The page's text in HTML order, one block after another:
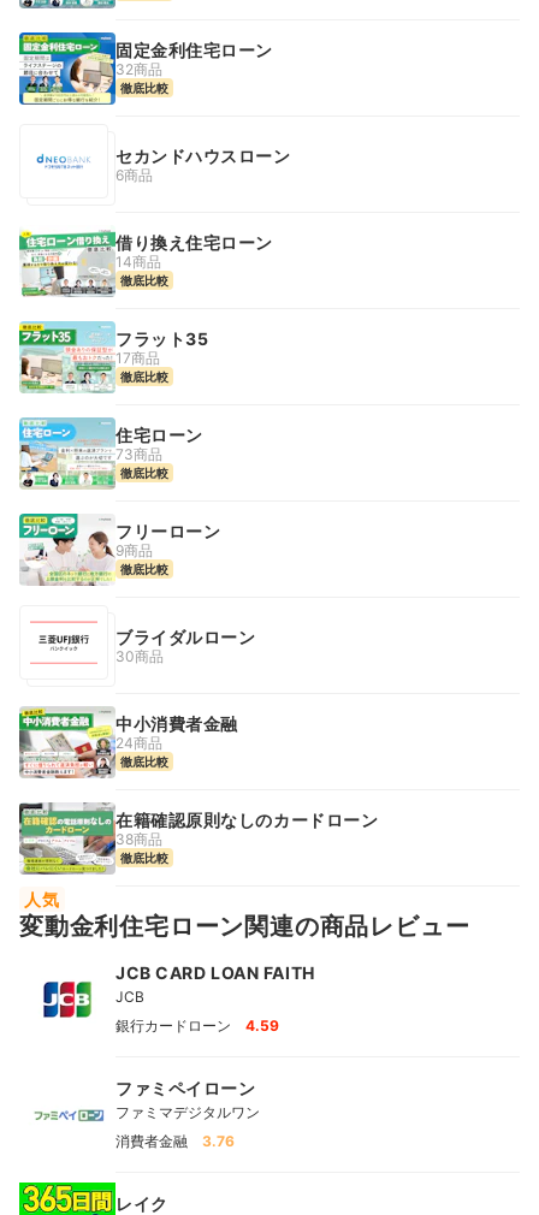
固定金利住宅ローン
32商品
徹底比較
セカンドハウスローン
6商品
借り換え住宅ローン
14商品
徹底比較
フラット35
17商品
徹底比較
住宅ローン
73商品
徹底比較
フリーローン
9商品
徹底比較
ブライダルローン
30商品
中小消費者金融
24商品
徹底比較
在籍確認原則なしのカードローン
38商品
徹底比較
人気
変動金利住宅ローン関連の商品レビュー
JCB CARD LOAN FAITH
JCB
銀行カードローン
4.59
ファミペイローン
ファミマデジタルワン
消費者金融
3.76
レイク